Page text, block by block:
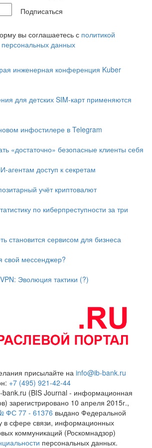
Подписаться
вы соглашаетесь с политикой
данных
инженерная конференция Kuber
для детских SIM-карт применяются
инфостилере в Telegram
«достаточно» безопасные клиенты себя
доступ к секретам
учёт криптовалют
по киберпреступности за три
становится сервисом для бизнеса
свой мессенджер?
Эволюция тактики (?)
присылайте на info@ib-bank.ru
+7 (495) 921-42-44
bank.ru (BIS Journal - информационная
зарегистрировано 10 апреля 2015г.,
ФС 77 - 61376 выдано Федеральной
в сфере связи, информационных
коммуникаций (Роскомнадзор)
персональных данных.